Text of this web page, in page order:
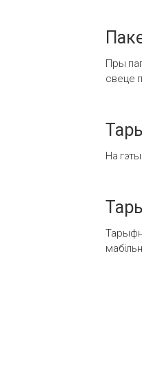
Пры
свеце
На